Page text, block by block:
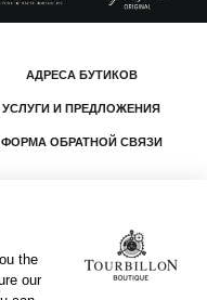
АДРЕСА БУТИКОВ
УСЛУГИ И ПРЕДЛОЖЕНИЯ
ФОРМА ОБРАТНОЙ СВЯЗИ